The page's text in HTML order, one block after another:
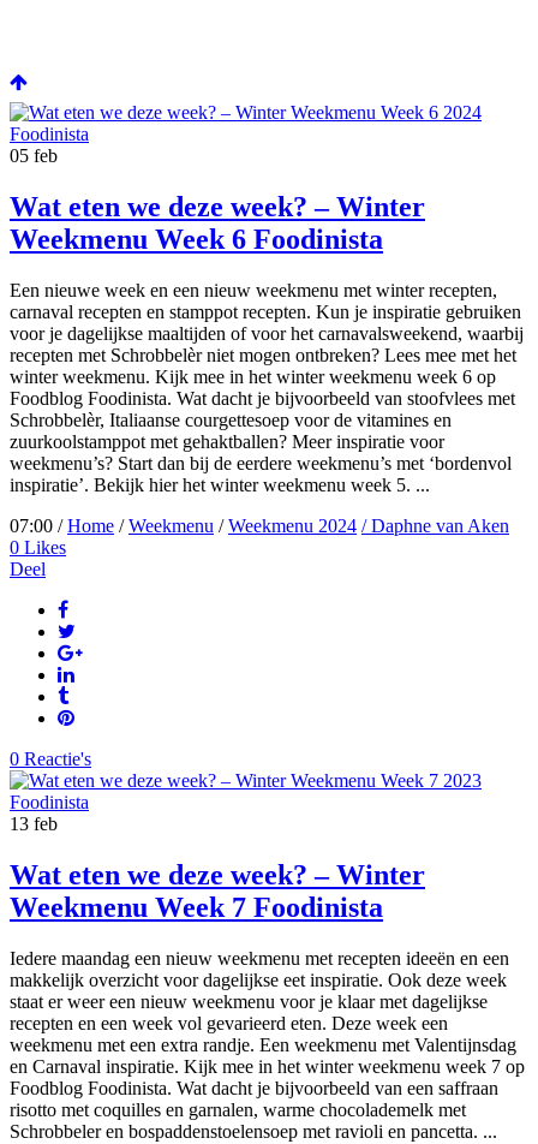
05 feb
Wat eten we deze week? – Winter
Weekmenu Week 6 Foodinista
Een nieuwe week en een nieuw weekmenu met winter recepten,
carnaval recepten en stamppot recepten. Kun je inspiratie gebruiken
voor je dagelijkse maaltijden of voor het carnavalsweekend, waarbij
recepten met Schrobbelèr niet mogen ontbreken? Lees mee met het
winter weekmenu. Kijk mee in het winter weekmenu week 6 op
Foodblog Foodinista. Wat dacht je bijvoorbeeld van stoofvlees met
Schrobbelèr, Italiaanse courgettesoep voor de vitamines en
zuurkoolstamppot met gehaktballen? Meer inspiratie voor
weekmenu’s? Start dan bij de eerdere weekmenu’s met ‘bordenvol
inspiratie’. Bekijk hier het winter weekmenu week 5. ...
07:00 /Home /Weekmenu /Weekmenu 2024 / Daphne van Aken
0 Likes
Deel
0 Reactie's
13 feb
Wat eten we deze week? – Winter
Weekmenu Week 7 Foodinista
Iedere maandag een nieuw weekmenu met recepten ideeën en een
makkelijk overzicht voor dagelijkse eet inspiratie. Ook deze week
staat er weer een nieuw weekmenu voor je klaar met dagelijkse
recepten en een week vol gevarieerd eten. Deze week een
weekmenu met een extra randje. Een weekmenu met Valentijnsdag
en Carnaval inspiratie. Kijk mee in het winter weekmenu week 7 op
Foodblog Foodinista. Wat dacht je bijvoorbeeld van een saffraan
risotto met coquilles en garnalen, warme chocolademelk met
Schrobbeler en bospaddenstoelensoep met ravioli en pancetta. ...